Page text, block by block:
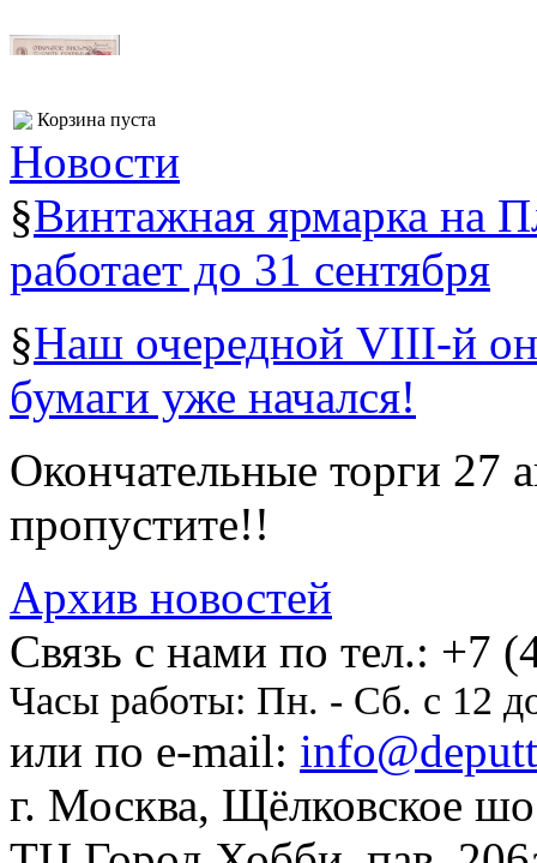
Корзина пуста
Новости
§Винтажная ярмарка на
работает до 31 сентября
§Наш очередной VIII-й
бумаги уже начался!
Окончательные торги 27
пропустите!!
Архив новостей
Cвязь с нами по тел.: +7
Часы работы: Пн. - Сб. с 12
или по e-mail:
г. Москва, Щёлковское